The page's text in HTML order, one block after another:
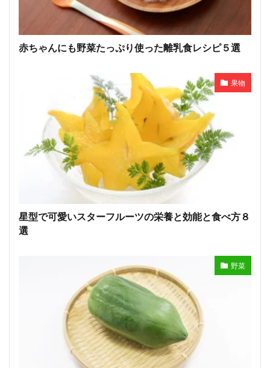
赤ちゃんにも野菜たっぷり使った離乳食レシピ５選
果物
星型で可愛いスターフルーツの栄養と効能と食べ方８
選
野菜